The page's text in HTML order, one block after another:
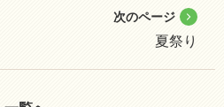
次のページ
夏祭り